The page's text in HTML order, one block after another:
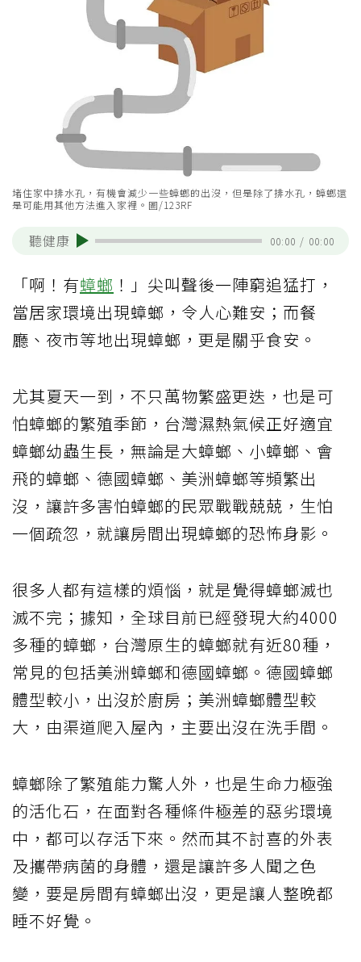
堵住家中排水孔，有機會減少一些蟑螂的出沒，但是除了排水孔，蟑螂還
是可能用其他方法進入家裡。圖/123RF
聽健康 00:00 / 00:00
「啊！有蟑螂 ！」尖叫聲後一陣窮追猛打，
當居家環境出現蟑螂，令人心難安；而餐
廳、夜市等地出現蟑螂，更是關乎食安。
尤其夏天一到，不只萬物繁盛更迭，也是可
怕蟑螂的繁殖季節，台灣濕熱氣候正好適宜
蟑螂幼蟲生長，無論是大蟑螂、小蟑螂、會
飛的蟑螂、德國蟑螂、美洲蟑螂等頻繁出
沒，讓許多害怕蟑螂的民眾戰戰兢兢，生怕
一個疏忽，就讓房間出現蟑螂的恐怖身影。
很多人都有這樣的煩惱，就是覺得蟑螂滅也
滅不完；據知，全球目前已經發現大約4000
多種的蟑螂，台灣原生的蟑螂就有近80種，
常見的包括美洲蟑螂和德國蟑螂。德國蟑螂
體型較小，出沒於廚房；美洲蟑螂體型較
大，由渠道爬入屋內，主要出沒在洗手間。
蟑螂除了繁殖能力驚人外，也是生命力極強
的活化石，在面對各種條件極差的惡劣環境
中，都可以存活下來。然而其不討喜的外表
及攜帶病菌的身體，還是讓許多人聞之色
變，要是房間有蟑螂出沒，更是讓人整晚都
睡不好覺。